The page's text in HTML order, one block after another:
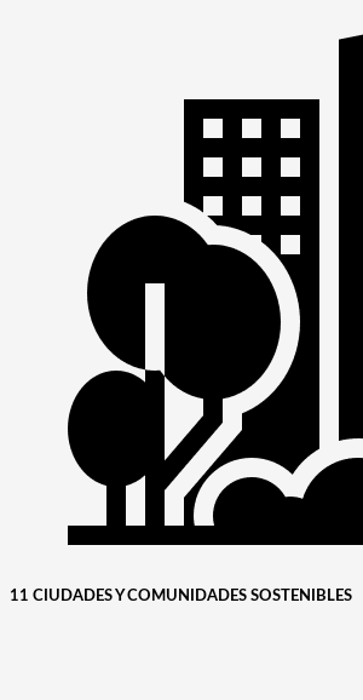
11 CIUDADES Y COMUNIDADES SOSTENIBLES